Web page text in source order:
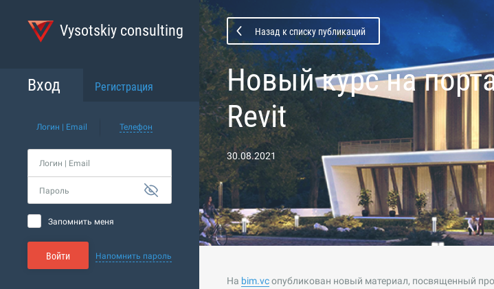
Vysotskiy consulting
Вход Регистрация
Логин | Email Телефон
Логин | Email
Пароль
Запомнить меня
Войти Напомнить пароль
Назад к списку публикаций
Новый курс на
Revit
30.08.2021
На bim.vcопубликован новый материал, посвященный